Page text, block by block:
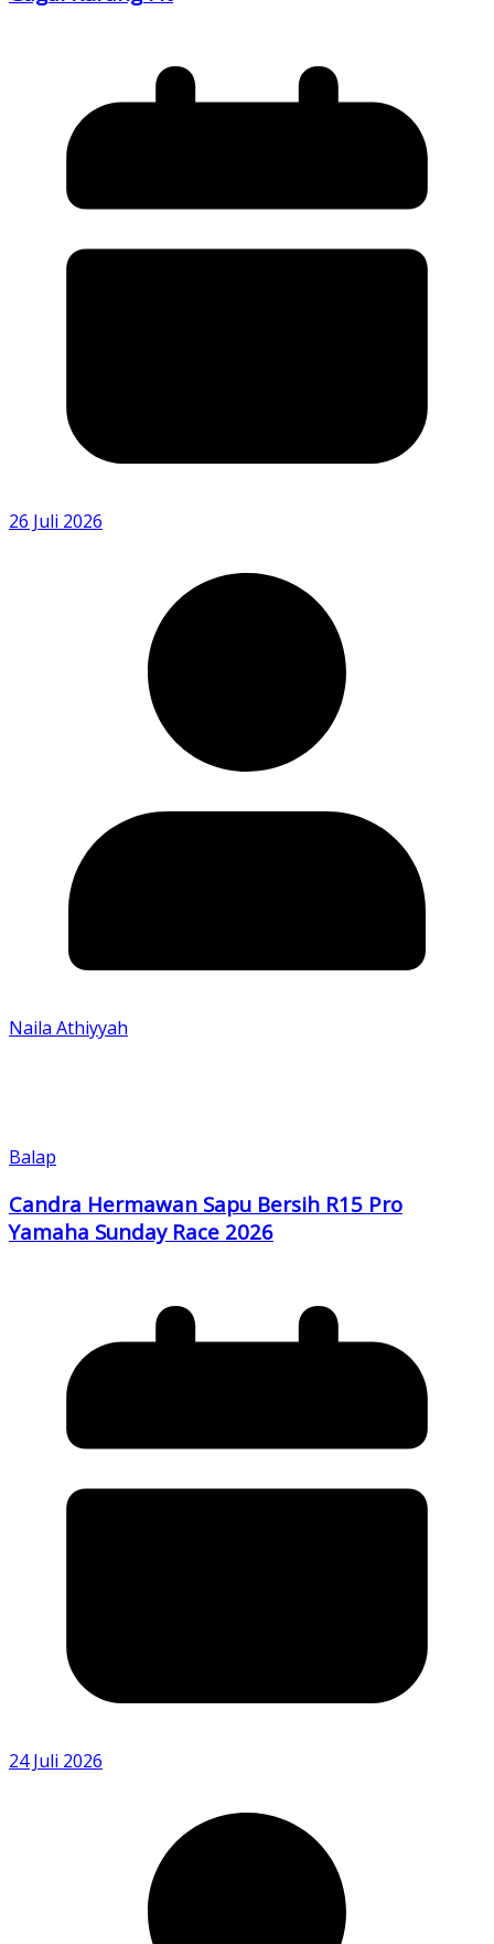
26 Juli 2026
Naila Athiyyah
Balap
Candra Hermawan Sapu Bersih R15 Pro
Yamaha Sunday Race 2026
24 Juli 2026